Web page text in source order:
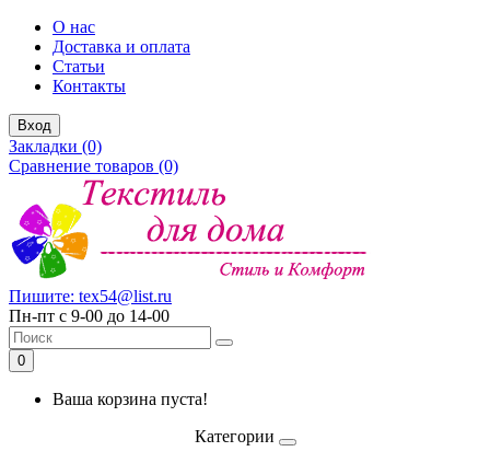
О нас
Доставка и оплата
Статьи
Контакты
Вход
Закладки (0)
Сравнение товаров (0)
Пишите: tex54@list.ru
Пн-пт с 9-00 до 14-00
0
Ваша корзина пуста!
Категории